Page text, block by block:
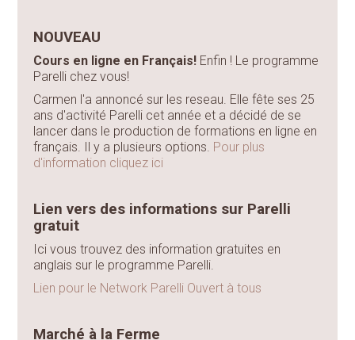
NOUVEAU
Cours en ligne en Français! Enfin ! Le programme
Parelli chez vous!
Carmen l'a annoncé sur les reseau. Elle fête ses 25
ans d'activité Parelli cet année et a décidé de se
lancer dans le production de formations en ligne en
français. Il y a plusieurs options. Pour plus
d'information cliquez ici
Lien vers des informations sur Parelli
gratuit
Ici vous trouvez des information gratuites en
anglais sur le programme Parelli.
Lien pour le Network Parelli Ouvert à tous
Marché à la Ferme